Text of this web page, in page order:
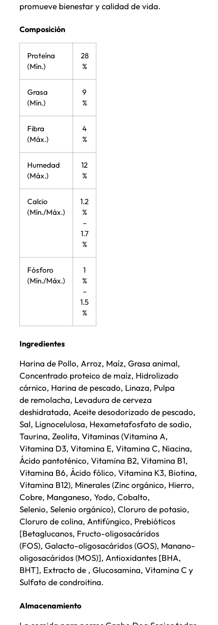
promueve bienestar y calidad de vida.
Composición
Proteína
(Mín.)
28
%
Grasa
(Mín.)
9
%
Fibra
(Máx.)
4
%
Humedad
(Máx.)
12
%
Calcio
(Mín./Máx.)
1.2
%
–
1.7
%
Fósforo
(Mín./Máx.)
1
%
–
1.5
%
Ingredientes
Harina de Pollo, Arroz, Maíz, Grasa animal,
Concentrado proteico de maíz, Hidrolizado
cárnico, Harina de pescado, Linaza, Pulpa
de remolacha, Levadura de cerveza
deshidratada, Aceite desodorizado de pescado,
Sal, Lignocelulosa, Hexametafosfato de sodio,
Taurina, Zeolita, Vitaminas (Vitamina A,
Vitamina D3, Vitamina E, Vitamina C, Niacina,
Ácido pantoténico, Vitamina B2, Vitamina B1,
Vitamina B6, Ácido fólico, Vitamina K3, Biotina,
Vitamina B12), Minerales (Zinc orgánico, Hierro,
Cobre, Manganeso, Yodo, Cobalto,
Selenio, Selenio orgánico), Cloruro de potasio,
Cloruro de colina, Antifúngico, Prebióticos
[Betaglucanos, Fructo-oligosacáridos
(FOS), Galacto-oligosacáridos (GOS), Manano-
oligosacáridos (MOS)], Antioxidantes [BHA,
BHT], Extracto de , Glucosamina, Vitamina C y
Sulfato de condroitina.
Almacenamiento